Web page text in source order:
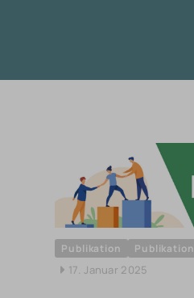
Publikation Publikation
17. Januar 2025